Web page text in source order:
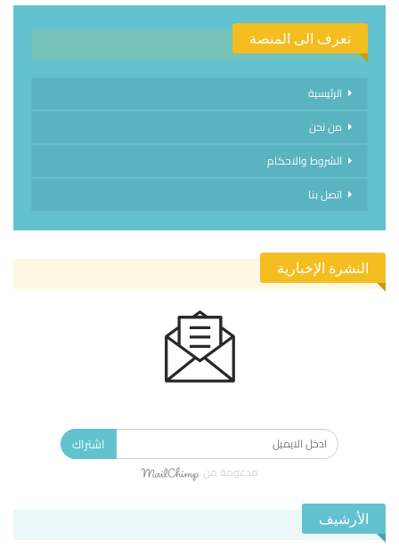
تعرف الى المنصة
الرئيسية
من نحن
الشروط والاحكام
اتصل بنا
النشرة الإخبارية
اشتراك
مدعومة من
الأرشيف